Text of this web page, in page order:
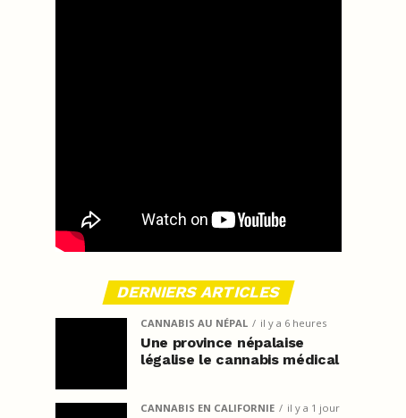
DERNIERS ARTICLES
CANNABIS AU NÉPAL il y a 6 heures
Une province népalaise
légalise le cannabis médical
CANNABIS EN CALIFORNIE il y a 1 jour